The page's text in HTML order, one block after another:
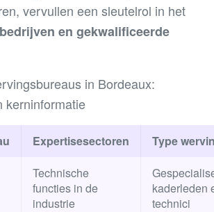
vervullen een sleutelrol in het
en gekwalificeerde
in Bordeaux:
kerninformatie
Expertisesectoren Type
Technische
functies in de
industrie
kaderleden
technici